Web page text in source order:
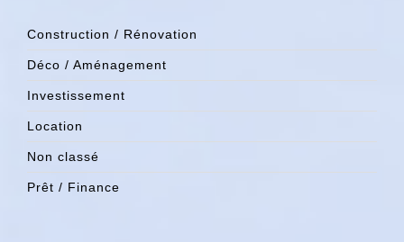
Construction / Rénovation
Déco / Aménagement
Investissement
Location
Non classé
Prêt / Finance